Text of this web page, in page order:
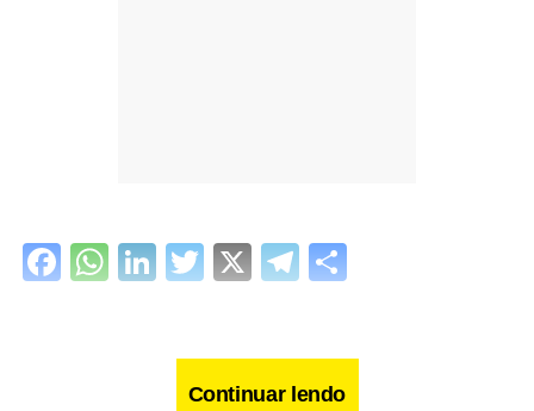
Facebook
WhatsApp
LinkedIn
Twitter
X Telegram
Continuar lendo